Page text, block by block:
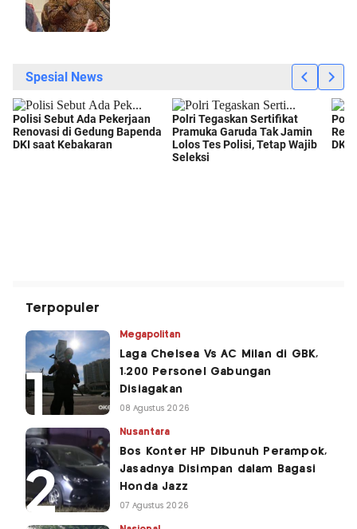
Terpopuler
Megapolitan
Laga Chelsea Vs AC Milan di GBK,
1.200 Personel Gabungan
Disiagakan
08 Agustus 2026
Nusantara
Bos Konter HP Dibunuh Perampok,
Jasadnya Disimpan dalam Bagasi
Honda Jazz
07 Agustus 2026